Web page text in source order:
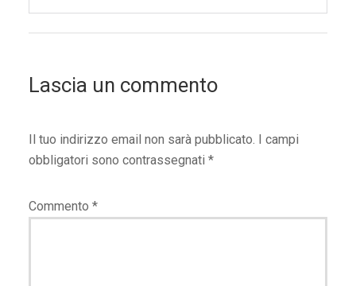
Lascia un commento
Il tuo indirizzo email non sarà pubblicato. I campi
obbligatori sono contrassegnati *
Commento *